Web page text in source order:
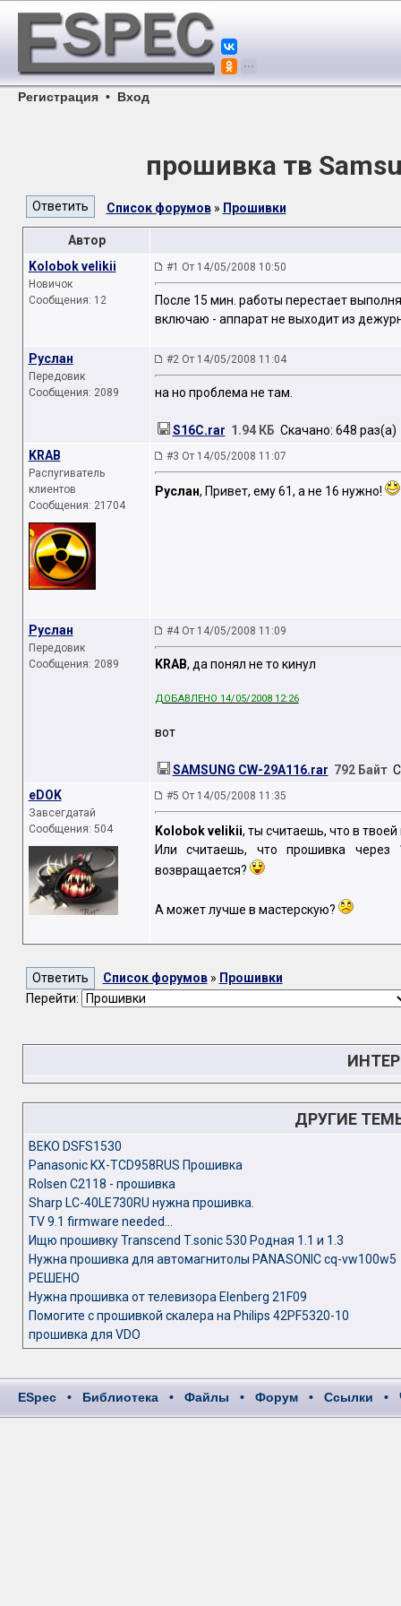
Регистрация • Вход
прошивка тв
Список форумов» Прошивки
Автор
Kolobok velikii
Новичок
Сообщения: 12
#1 От 14/05/2008 10:50
После 15 мин. работы перестает
включаю - аппарат не выходит из
Руслан
Передовик
Сообщения: 2089
#2 От 14/05/2008 11:04
на но проблема не там.
S16C.rar 1.94 КБ Скачано: 648 раз(а)
KRAB
Распугиватель
клиентов
Сообщения: 21704
#3 От 14/05/2008 11:07
Руслан, Привет, ему 61, а не 16 нужно!
Руслан
Передовик
Сообщения: 2089
#4 От 14/05/2008 11:09
KRAB, да понял не то кинул
ДОБАВЛЕНО 14/05/2008 12:26
вот
SAMSUNG CW-29A116.rar 792 Байт
eDOK
Завсегдатай
Сообщения: 504
#5 От 14/05/2008 11:35
Kolobok velikii, ты считаешь, что в
Или считаешь, что прошивка
возвращается?
А может лучше в мастерскую?
Список форумов» Прошивки
Перейти:
ДРУГИЕ
BEKO DSFS1530
Panasonic KX-TCD958RUS Прошивка
Rolsen C2118 - прошивка
Sharp LC-40LE730RU нужна прошивка.
TV 9.1 firmware needed...
Ищю прошивку Transcend T.sonic 530 Родная 1.1 и 1.3
Нужна прошивка для автомагнитолы PANASONIC cq-vw100w5
РЕШЕНО
Нужна прошивка от телевизора Elenberg 21F09
Помогите с прошивкой скалера на Philips 42PF5320-10
прошивка для VDO
ESpec • Библиотека • Файлы • Форум • Ссылки •